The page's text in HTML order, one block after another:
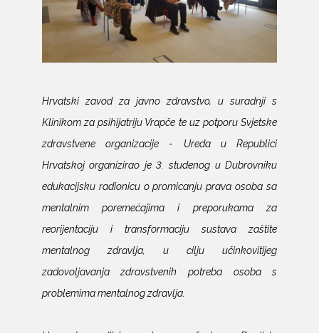
Hrvatski zavod za javno zdravstvo, u suradnji s
Klinikom za psihijatriju Vrapče te uz potporu Svjetske
zdravstvene organizacije - Ureda u Republici
Hrvatskoj organizirao je 3. studenog u Dubrovniku
edukacijsku radionicu o promicanju prava osoba sa
mentalnim poremećajima i preporukama za
reorijentaciju i transformaciju sustava zaštite
mentalnog zdravlja, u cilju učinkovitijeg
zadovoljavanja zdravstvenih potreba osoba s
problemima mentalnog zdravlja.